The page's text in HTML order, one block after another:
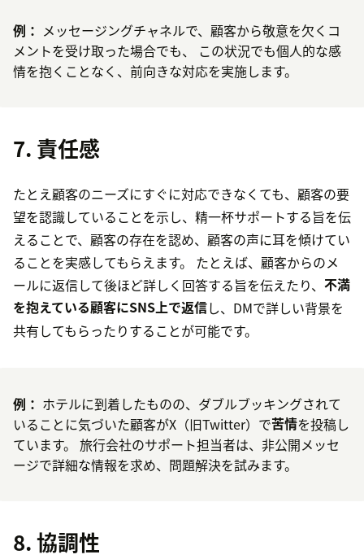
例： メッセージングチャネルで、顧客から敬意を欠くコ
メントを受け取った場合でも、 この状況でも個人的な感
情を抱くことなく、前向きな対応を実施します。
7. 責任感
たとえ顧客のニーズにすぐに対応できなくても、顧客の要
望を認識していることを示し、精一杯サポートする旨を伝
えることで、顧客の存在を認め、顧客の声に耳を傾けてい
ることを実感してもらえます。 たとえば、顧客からのメ
ールに返信して後ほど詳しく回答する旨を伝えたり、 不満
を抱えている顧客にSNS上で返信し、DMで詳しい背景を
共有してもらったりすることが可能です。
例： ホテルに到着したものの、ダブルブッキングされて
いることに気づいた顧客がX（旧Twitter）で苦情を投稿し
ています。 旅行会社のサポート担当者は、非公開メッセ
ージで詳細な情報を求め、問題解決を試みます。
8. 協調性